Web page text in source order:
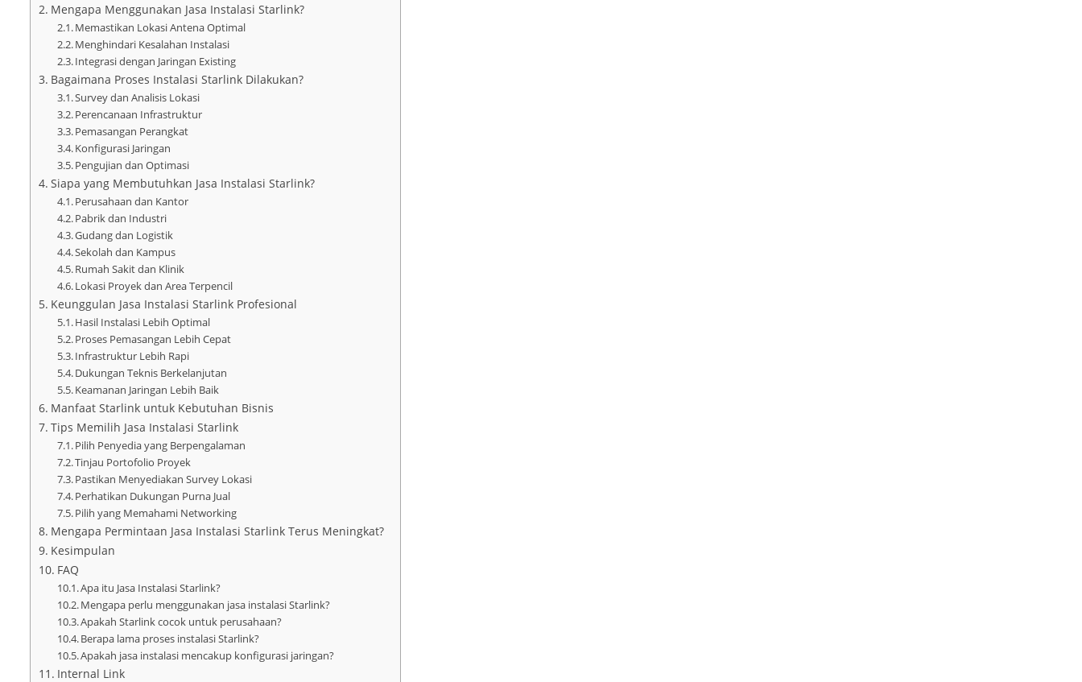
Mengapa Menggunakan Jasa Instalasi Starlink?
Memastikan Lokasi Antena Optimal
Menghindari Kesalahan Instalasi
Integrasi dengan Jaringan Existing
Bagaimana Proses Instalasi Starlink Dilakukan?
Survey dan Analisis Lokasi
Perencanaan Infrastruktur
Pemasangan Perangkat
Konfigurasi Jaringan
Pengujian dan Optimasi
Siapa yang Membutuhkan Jasa Instalasi Starlink?
Perusahaan dan Kantor
Pabrik dan Industri
Gudang dan Logistik
Sekolah dan Kampus
Rumah Sakit dan Klinik
Lokasi Proyek dan Area Terpencil
Keunggulan Jasa Instalasi Starlink Profesional
Hasil Instalasi Lebih Optimal
Proses Pemasangan Lebih Cepat
Infrastruktur Lebih Rapi
Dukungan Teknis Berkelanjutan
Keamanan Jaringan Lebih Baik
Manfaat Starlink untuk Kebutuhan Bisnis
Tips Memilih Jasa Instalasi Starlink
Pilih Penyedia yang Berpengalaman
Tinjau Portofolio Proyek
Pastikan Menyediakan Survey Lokasi
Perhatikan Dukungan Purna Jual
Pilih yang Memahami Networking
Mengapa Permintaan Jasa Instalasi Starlink Terus Meningkat?
Kesimpulan
FAQ
Apa itu Jasa Instalasi Starlink?
Mengapa perlu menggunakan jasa instalasi Starlink?
Apakah Starlink cocok untuk perusahaan?
Berapa lama proses instalasi Starlink?
Apakah jasa instalasi mencakup konfigurasi jaringan?
Internal Link